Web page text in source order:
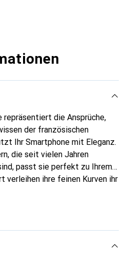
repräsentiert die Ansprüche,
der französischen
Ihr Smartphone mit Eleganz.
die seit vielen Jahren
passt sie perfekt zu Ihrem
verleihen ihre feinen Kurven ihr
für Ihr Smartphone.
Wahl für eine